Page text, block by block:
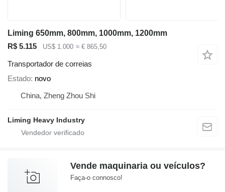
Liming 650mm, 800mm, 1000mm, 1200mm
R$ 5.115
US$ 1.000 ≈ € 865,50
Transportador de correias
Estado novo
China, Zheng Zhou Shi
Liming Heavy Industry
Vende maquinaria ou veículos?
Faça-o connosco!